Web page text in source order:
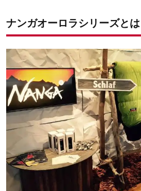
ナンガオーロラシリーズとは